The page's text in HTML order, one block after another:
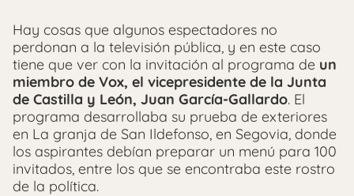
Hay cosas que algunos espectadores no
perdonan a la televisión pública, y en este caso
tiene que ver con la invitación al programa de un
miembro de Vox, el vicepresidente de la Junta
de Castilla y León, Juan García-Gallardo. El
programa desarrollaba su prueba de exteriores
en La granja de San Ildefonso, en Segovia, donde
los aspirantes debían preparar un menú para 100
invitados, entre los que se encontraba este rostro
de la política.